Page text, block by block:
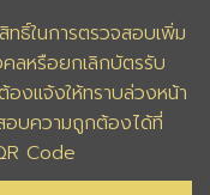
ธิ์ในการตรวจสอบเพิ่ม
คลหรือยกเลิกบัตรรับ
งแจ้งให้ทราบล่วงหน้า
บความถูกต้องได้ที่
Code